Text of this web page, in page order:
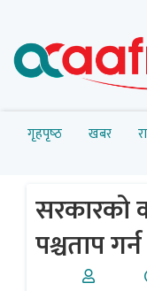
गृहपृष्‍ठ खबर
सरकारको
पश्चताप